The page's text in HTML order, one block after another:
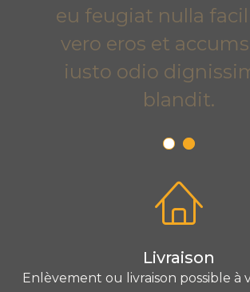
eu feugiat nulla
vero eros et
iusto odio
blandit.
Livraison
Enlèvement ou livraison possible à